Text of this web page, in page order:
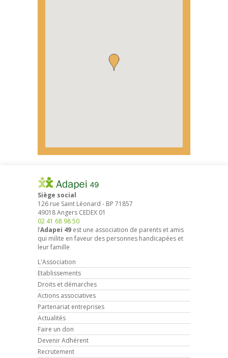
Siège social
126 rue Saint Léonard - BP 71857
49018Angers CEDEX 01
02 41 68 98 50
l’Adapei 49 est une association de parents et amis
qui milite en faveur des personnes handicapées et
leur famille
L'Association
Etablissements
Droits et démarches
Actions associatives
Partenariat entreprises
Actualités
Faire un don
Devenir Adhérent
Recrutement